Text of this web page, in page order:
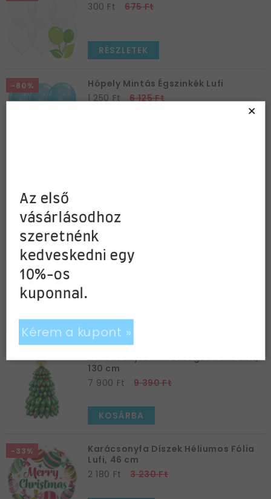
300 Ft
675 Ft
RÉSZLETEK
-80%
Hópely Mintás Égszinkék Lufi
1 250 Ft
6 125 Ft
-60%
Karácsony Ünnepi Ajándék Szalag
Karácsonyfa Álló Levegős Fólia Lufi,
130 cm
7 900 Ft
9 390 Ft
KOSÁRBA
-33%
Karácsonyfa Díszek Héliumos Fólia
Lufi, 46 cm
2 180 Ft
3 230 Ft
Az első
vásárlásodhoz
szeretnénk
kedveskedni egy
10%-os
kuponnal.
Visszatérő vásárló vagyok »
×
Kérem a kupont »